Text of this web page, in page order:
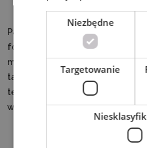
Pakiet zawiera 140 arkuszy
formacie A4, o gramaturze
maksymalne wykorzystanie
takich jak trwałość i odporność
temperatury, z wyjątkową
wykonywanych projektów.
Niezbędne
Targetowanie